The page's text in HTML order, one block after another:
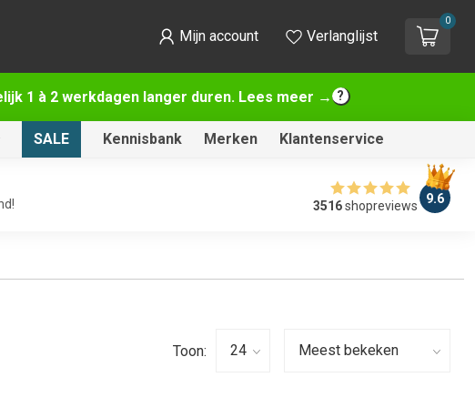
1 à 2 werkdagen langer duren. Lees meer →
Mijn account Verlanglijst
0
SALE Kennisbank Merken Klantenservice
3516shopreviews 9.6
Toon: